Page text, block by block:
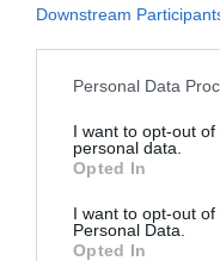
Downstream
Personal Data
I want to opt-out
personal data.
Opted In
I want to opt-out
Personal Data.
Opted In
Artículos anteriores
Enormes
por Eulogio López